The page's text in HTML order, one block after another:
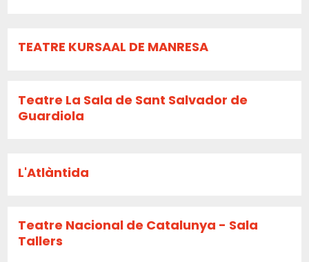
TEATRE KURSAAL DE MANRESA
Teatre La Sala de Sant Salvador de
Guardiola
L'Atlàntida
Teatre Nacional de Catalunya - Sala
Tallers